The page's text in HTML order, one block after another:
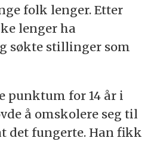
folk lenger. Etter
lenger ha
søkte stillinger som
punktum for 14 år i
å omskolere seg til
det fungerte. Han fikk